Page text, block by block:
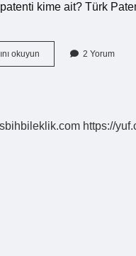
kime ait? Türk
okuyun
Köfteyi
2 Yorum
https://